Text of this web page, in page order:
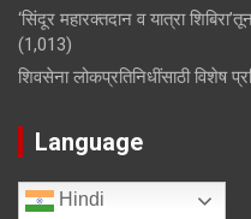
‘सिंदूर महारक्तदान व यात्रा
(1,013)
शिवसेना लोकप्रतिनिधींसाठी विशेष
Language
Hindi